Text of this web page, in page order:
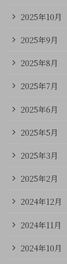
2025年10月
2025年9月
2025年8月
2025年7月
2025年6月
2025年5月
2025年3月
2025年2月
2024年12月
2024年11月
2024年10月